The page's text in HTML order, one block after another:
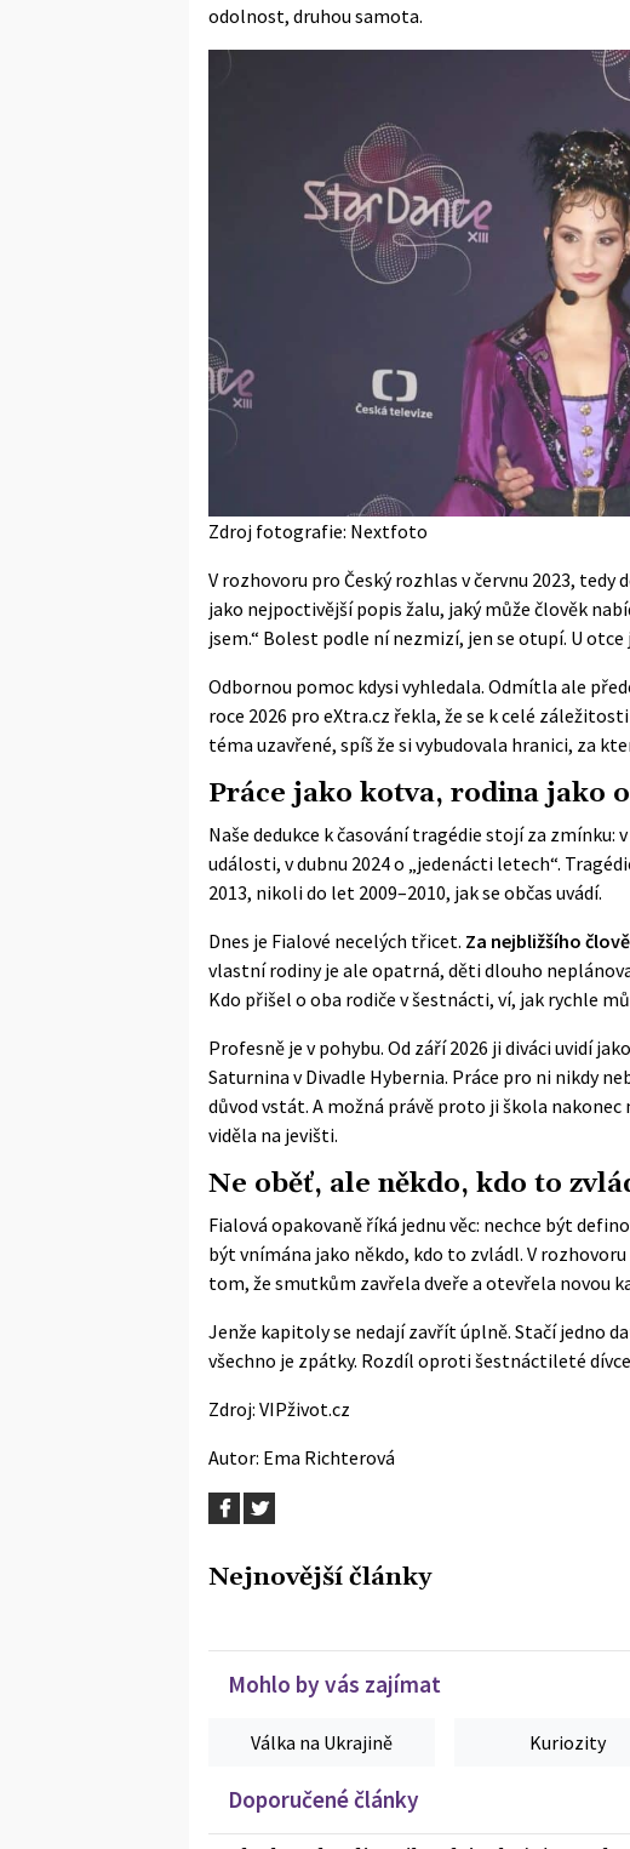
odolnost, druhou samota.
Zdroj fotografie: Nextfoto
V rozhovoru pro Český rozhlas v červnu 2023,
jako nejpoctivější popis žalu, jaký může člověk
jsem.“ Bolest podle ní nezmizí, jen se otupí. U
Odbornou pomoc kdysi vyhledala. Odmítla ale
roce 2026 pro eXtra.cz řekla, že se k celé
téma uzavřené, spíš že si vybudovala hranici, za
Práce jako kotva, rodina jako
Naše dedukce k časování tragédie stojí za zmínku:
události, v dubnu 2024 o „jedenácti letech“.
2013, nikoli do let 2009–2010, jak se občas uvádí.
Dnes je Fialové necelých třicet. Za nejbližšího
vlastní rodiny je ale opatrná, děti dlouho
Kdo přišel o oba rodiče v šestnácti, ví, jak rychle
Profesně je v pohybu. Od září 2026 ji diváci uvidí
Saturnina v Divadle Hybernia. Práce pro ni nikdy
důvod vstát. A možná právě proto ji škola
viděla na jevišti.
Ne oběť, ale někdo, kdo to
Fialová opakovaně říká jednu věc: nechce být
být vnímána jako někdo, kdo to zvládl. V
tom, že smutkům zavřela dveře a otevřela novou
Jenže kapitoly se nedají zavřít úplně. Stačí jedno
všechno je zpátky. Rozdíl oproti šestnáctileté
Zdroj: VIPživot.cz
Autor: Ema Richterová
Nejnovější články
Mohlo by vás zajímat
Válka na Ukrajině Kuriozity
Doporučené články